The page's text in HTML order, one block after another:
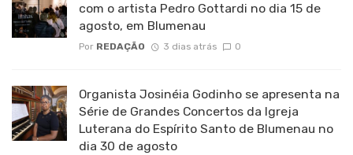
com o artista Pedro Gottardi no dia 15 de
agosto, em Blumenau
Por REDAÇÃO 3 dias atrás 0
Organista Josinéia Godinho se apresenta na
Série de Grandes Concertos da Igreja
Luterana do Espírito Santo de Blumenau no
dia 30 de agosto